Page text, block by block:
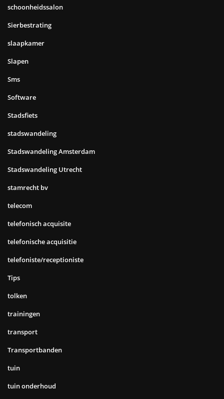
schoonheidssalon
Sierbestrating
slaapkamer
Slapen
Sms
Software
Stadsfiets
stadswandeling
Stadswandeling Amsterdam
Stadswandeling Utrecht
stamrecht bv
telecom
telefonisch acquisite
telefonische acquisitie
telefoniste/receptioniste
Tips
tolken
trainingen
transport
Transportbanden
tuin
tuin onderhoud